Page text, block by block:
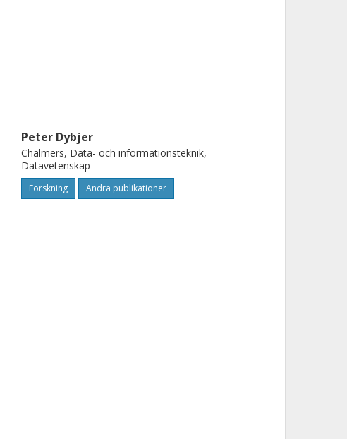
Peter Dybjer
Chalmers, Data- och informationsteknik,
Datavetenskap
Forskning Andra publikationer